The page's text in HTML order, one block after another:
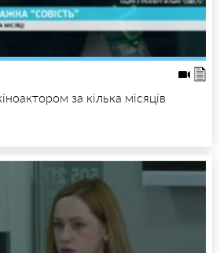
за кілька місяців